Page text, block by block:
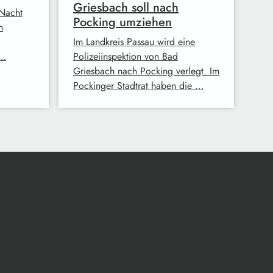
Griesbach soll nach
Pocking umziehen
Im Landkreis Passau wird eine
Polizeiinspektion von Bad
Griesbach nach Pocking verlegt. Im
Pockinger Stadtrat haben die …